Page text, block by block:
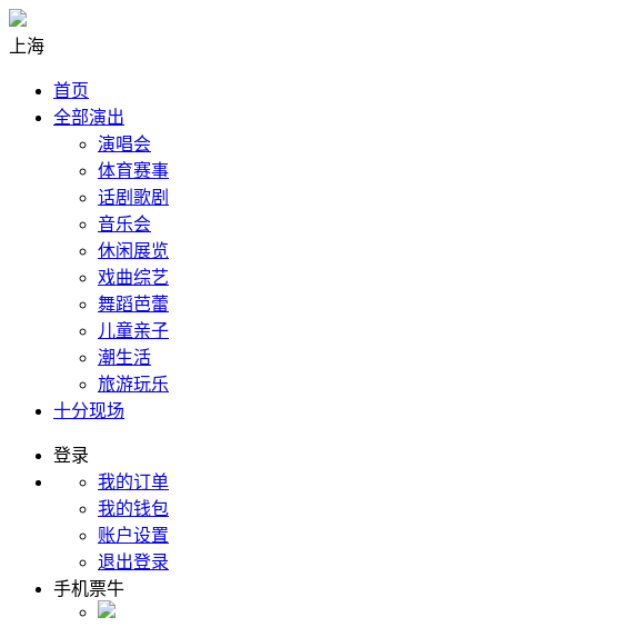
上海
首页
全部演出
演唱会
体育赛事
话剧歌剧
音乐会
休闲展览
戏曲综艺
舞蹈芭蕾
儿童亲子
潮生活
旅游玩乐
十分现场
登录
我的订单
我的钱包
账户设置
退出登录
手机票牛